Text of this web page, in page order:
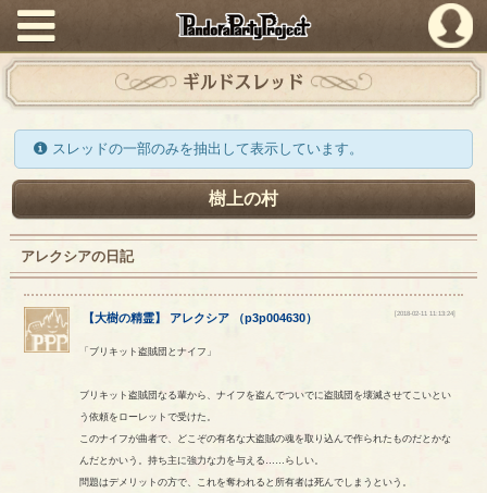
PandoraPartyProject
ギルドスレッド
スレッドの一部のみを抽出して表示しています。
樹上の村
アレクシアの日記
【大樹の精霊】 アレクシア （p3p004630） [2018-02-11 11:13:24]
「ブリキット盗賊団とナイフ」
ブリキット盗賊団なる輩から、ナイフを盗んでついでに盗賊団を壊滅させてこいとい
う依頼をローレットで受けた。
このナイフが曲者で、どこぞの有名な大盗賊の魂を取り込んで作られたものだとかな
んだとかいう。持ち主に強力な力を与える……らしい。
問題はデメリットの方で、これを奪われると所有者は死んでしまうという。